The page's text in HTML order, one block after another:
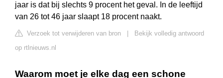
jaar is dat bij slechts 9 procent het geval. In de leeftijd
van 26 tot 46 jaar slaapt 18 procent naakt.
Verzoek tot verwijderen van bron
Bekijk volledig antwoord
op rtlnieuws.nl
Waarom moet je elke dag een schone